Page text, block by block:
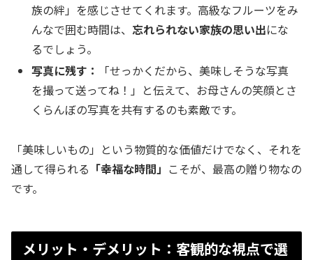
族の絆」を感じさせてくれます。高級なフルーツをみ
んなで囲む時間は、忘れられない家族の思い出にな
るでしょう。
写真に残す：
「せっかくだから、美味しそうな写真
を撮って送ってね！」と伝えて、お母さんの笑顔とさ
くらんぼの写真を共有するのも素敵です。
「美味しいもの」という物質的な価値だけでなく、それを
通して得られる 「幸福な時間」 こそが、最高の贈り物なの
です。
メリット・デメリット：客観的な視点で選